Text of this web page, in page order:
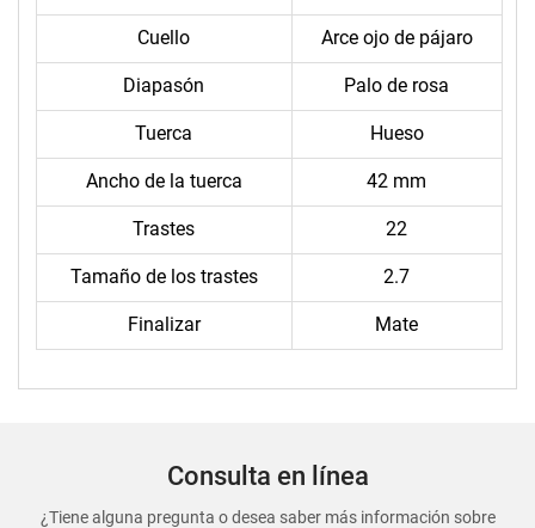
Cuello Arce ojo de pájaro
Diapasón Palo de rosa
Tuerca Hueso
Ancho de la tuerca 42 mm
Trastes 22
Tamaño de los trastes 2.7
Finalizar Mate
Consulta en línea
¿Tiene alguna pregunta o desea saber más información sobre